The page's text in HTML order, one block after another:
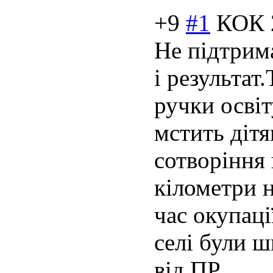
+9 #1 КОК
Не
і
ручки
мстить
кілометри
час
селі були